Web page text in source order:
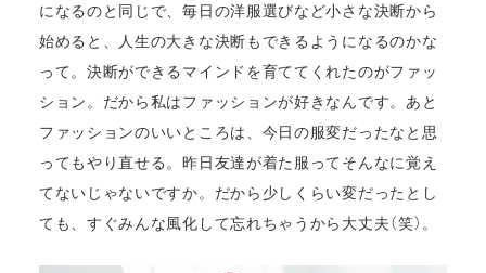
になるのと同じで、毎日の洋服選びなど小さな決断から
始めると、人生の大きな決断もできるようになるのかな
って。決断ができるマインドを育ててくれたのがファッ
ション。だから私はファッションが好きなんです。あと
ファッションのいいところは、今日の服変だったなと思
ってもやり直せる。昨日友達が着た服ってそんなに覚え
てないじゃないですか。だから少しくらい変だったとし
ても、すぐみんな風化して忘れちゃうから大丈夫（笑）。